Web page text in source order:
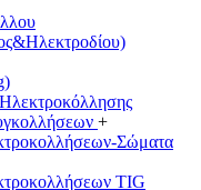
+
Σώματα
TIG